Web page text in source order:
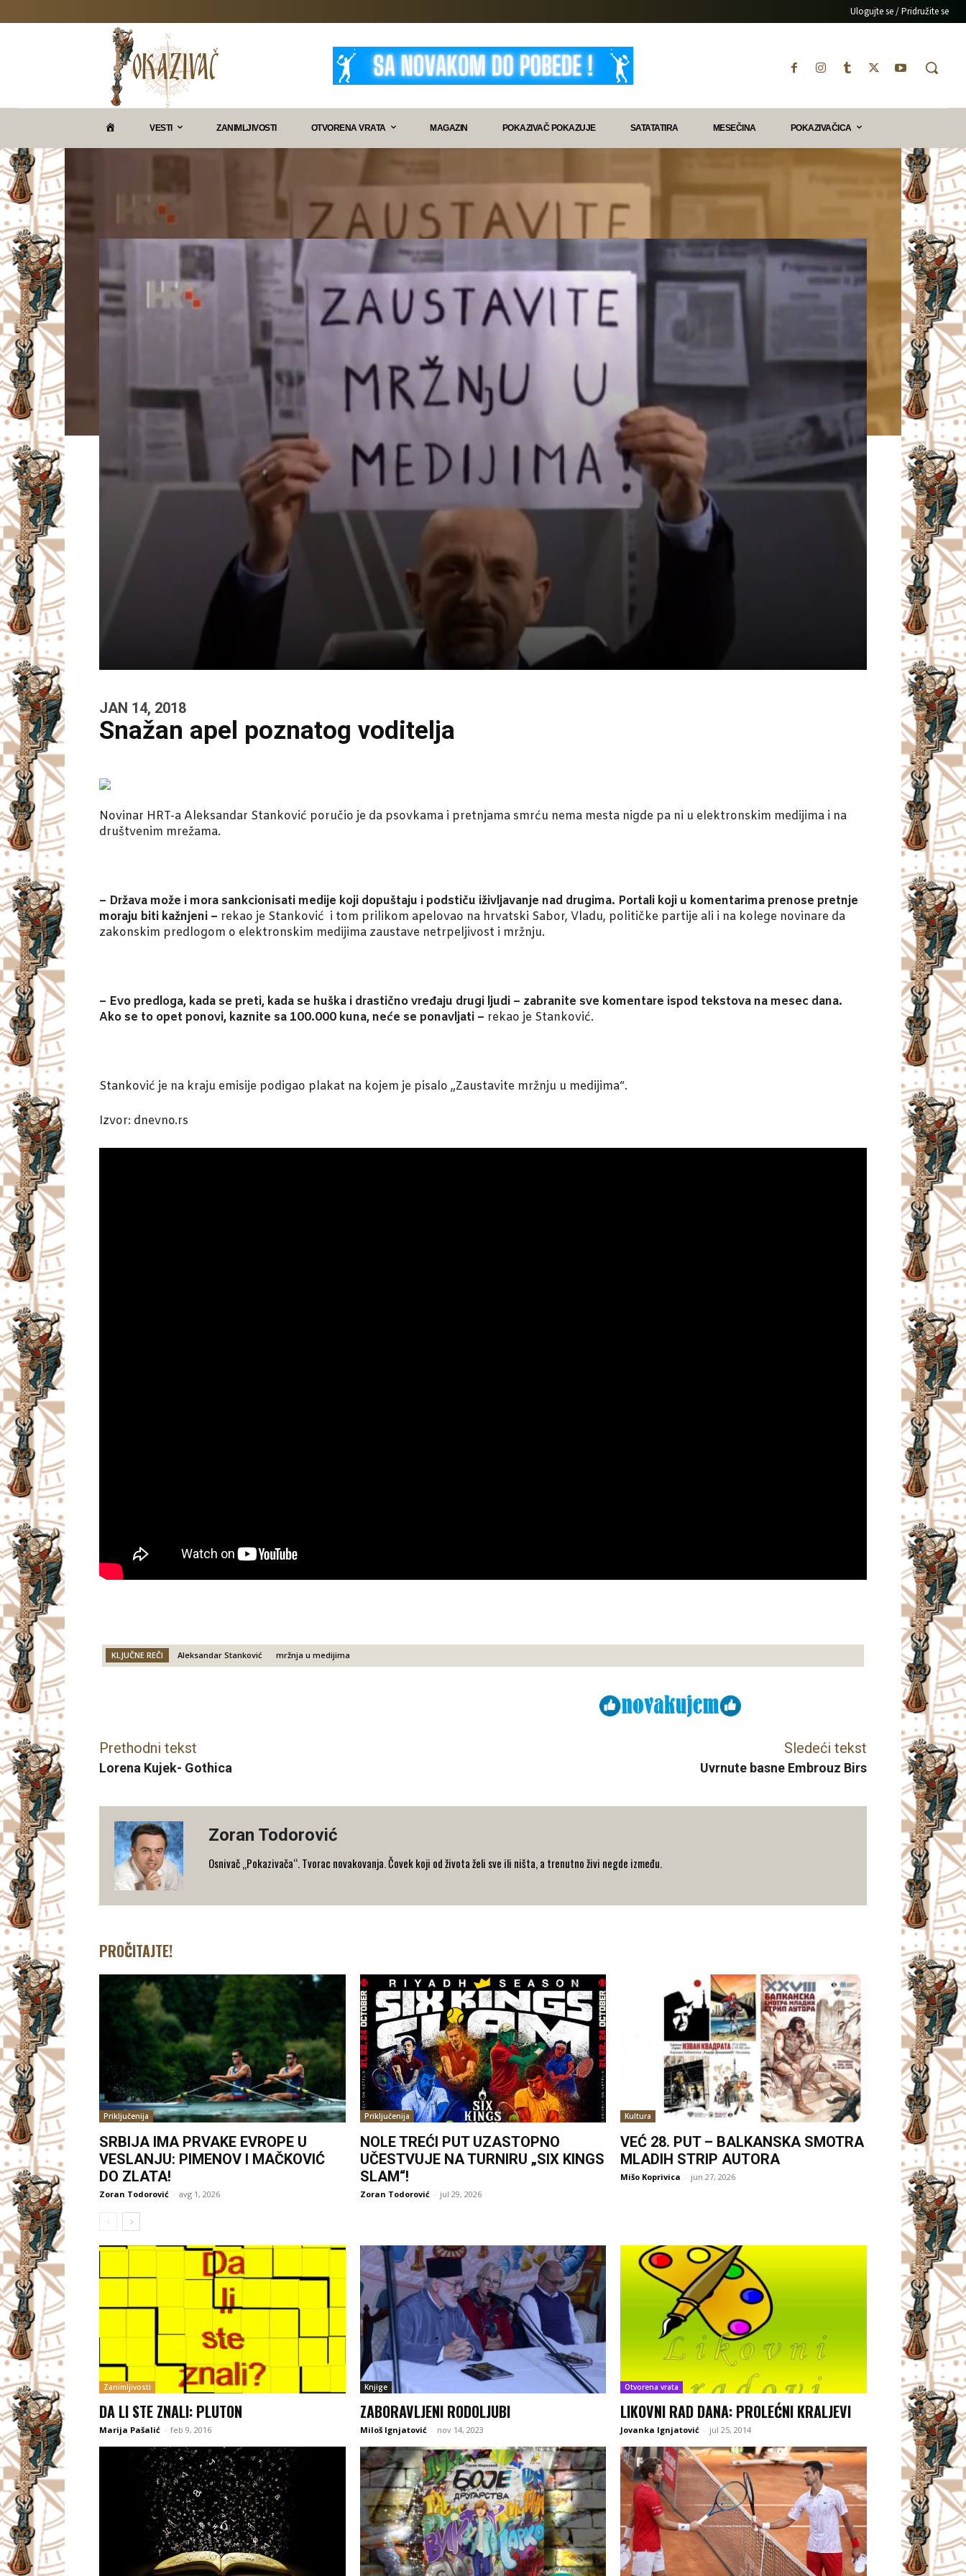
Ulogujte se / Pridružite se
Z
VESTI ZANIMLJIVOSTI OTVORENA VRATA MAGAZIN POKAZIVAČ POKAZUJE SATATATIRA MESEČINA POKAZIVAČICA
JAN 14, 2018
Snažan apel poznatog voditelja
Novinar HRT-a Aleksandar Stanković poručio je da psovkama i pretnjama smrću nema mesta nigde pa ni u elektronskim medijima i na
društvenim mrežama.
– Država može i mora sankcionisati medije koji dopuštaju i podstiču iživljavanje nad drugima. Portali koji u komentarima prenose pretnje
moraju biti kažnjeni – rekao je Stanković i tom prilikom apelovao na hrvatski Sabor, Vladu, političke partije ali i na kolege novinare da
zakonskim predlogom o elektronskim medijima zaustave netrpeljivost i mržnju.
– Evo predloga, kada se preti, kada se huška i drastično vređaju drugi ljudi – zabranite sve komentare ispod tekstova na mesec dana.
Ako se to opet ponovi, kaznite sa 100.000 kuna, neće se ponavljati – rekao je Stanković.
Stanković je na kraju emisije podigao plakat na kojem je pisalo „Zaustavite mržnju u medijima“.
Izvor: dnevno.rs
KLJUČNE REČI Aleksandar Stanković mržnja u medijima
Prethodni tekst
Lorena Kujek- Gothica
Sledeći tekst
Uvrnute basne Embrouz Birs
Zoran Todorović
Osnivač „Pokazivača“. Tvorac novakovanja. Čovek koji od života želi sve ili ništa, a trenutno živi negde između.
PROČITAJTE!
Priključenija
SRBIJA IMA PRVAKE EVROPE U
VESLANJU: PIMENOV I MAČKOVIĆ
DO ZLATA!
Zoran Todorović - avg 1, 2026
Priključenija
NOLE TREĆI PUT UZASTOPNO
UČESTVUJE NA TURNIRU „SIX KINGS
SLAM“!
Zoran Todorović - jul 29, 2026
Kultura
VEĆ 28. PUT – BALKANSKA SMOTRA
MLADIH STRIP AUTORA
Mišo Koprivica - jun 27, 2026
Zanimljivosti
DA LI STE ZNALI: PLUTON
Marija Pašalić - feb 9, 2016
Knjige
ZABORAVLJENI RODOLJUBI
Miloš Ignjatović - nov 14, 2023
Otvorena vrata
LIKOVNI RAD DANA: PROLEĆNI KRALJEVI
Jovanka Ignjatović - jul 25, 2014